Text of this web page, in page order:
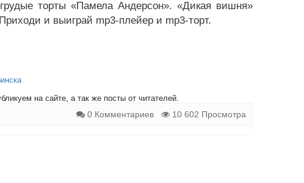
торты «Памела Андерсон». «Дикая вишня»
и выиграй mp3-плейер и mp3-торт.
на сайте, а так же посты от читателей.
0 Комментариев 10 602 Просмотра